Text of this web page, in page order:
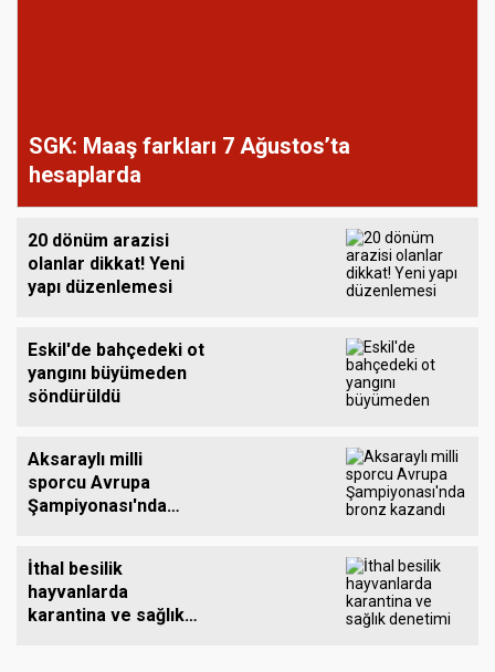
SGK: Maaş farkları 7 Ağustos’ta
hesaplarda
20 dönüm arazisi
olanlar dikkat! Yeni
yapı düzenlemesi
Eskil'de bahçedeki ot
yangını büyümeden
söndürüldü
Aksaraylı milli
sporcu Avrupa
Şampiyonası'nda
İthal besilik
hayvanlarda
karantina ve sağlık